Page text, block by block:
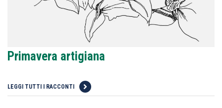
Primavera artigiana
LEGGI TUTTI I RACCONTI